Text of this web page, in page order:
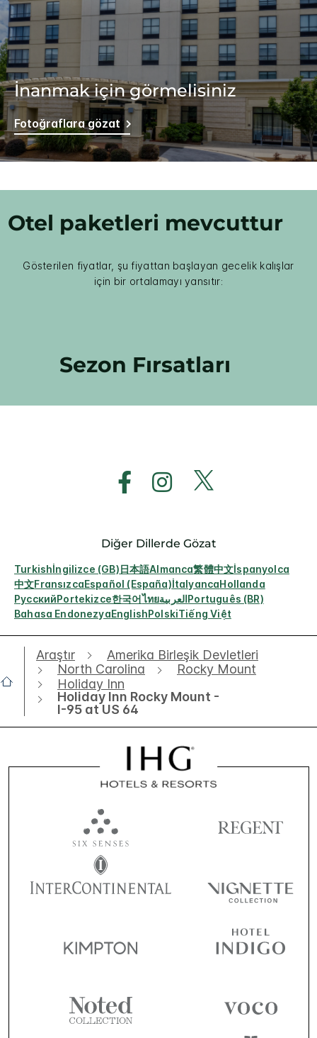
İnanmak için görmelisiniz
Fotoğraflara gözat
Otel paketleri mevcuttur
Gösterilen fiyatlar, şu fiyattan başlayan gecelik kalışlar
için bir ortalamayı yansıtır:
Sezon Fırsatları
Diğer Dillerde Gözat
Turkishİngilizce (GB)日本語Almanca繁體中文İspanyolca
中文FransızcaEspañol (España)İtalyancaHollanda
РусскийPortekizce한국어ไทยالعربيةPortuguês (BR)
Bahasa EndonezyaEnglishPolskiTiếng Việt
Araştır
Amerika Birleşik Devletleri
North Carolina
Rocky Mount
Holiday Inn
Holiday Inn Rocky Mount -
I-95 at US 64